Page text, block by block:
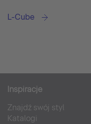
L-Cube
Inspiracje
Znajdź swój styl
Katalogi